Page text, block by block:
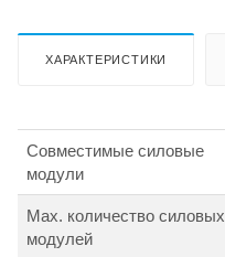
ХАРАКТЕРИСТИКИ
Совместимые силовые
модули
Max. количество силовых
модулей